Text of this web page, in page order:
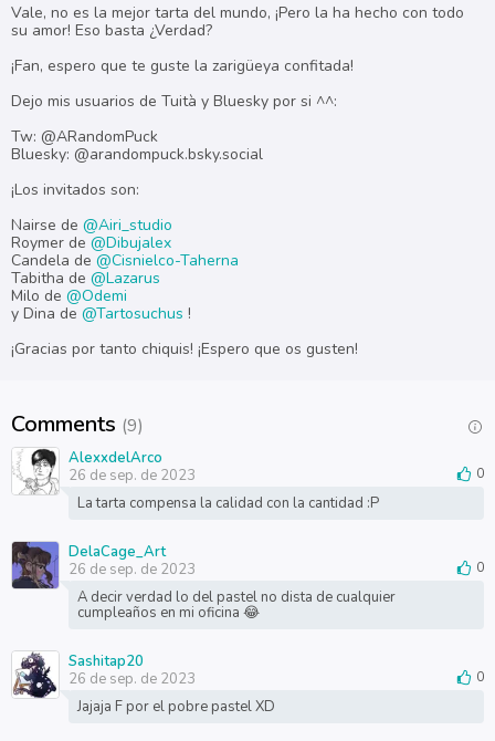
Vale, no es la mejor tarta del mundo, ¡Pero la ha hecho con todo
su amor! Eso basta ¿Verdad?
¡Fan, espero que te guste la zarigüeya confitada!
Dejo mis usuarios de Tuità y Bluesky por si ^^:
Tw: @ARandomPuck
Bluesky: @arandompuck.bsky.social
¡Los invitados son:
Nairse de @Airi_studio
Roymer de @Dibujalex
Candela de @Cisnielco-Taherna
Tabitha de @Lazarus
Milo de @Odemi
y Dina de @Tartosuchus !
¡Gracias por tanto chiquis! ¡Espero que os gusten!
Comments (9)
AlexxdelArco
26 de sep. de 2023
0
La tarta compensa la calidad con la cantidad :P
DelaCage_Art
26 de sep. de 2023
0
A decir verdad lo del pastel no dista de cualquier
cumpleaños en mi oficina 😂
Sashitap20
26 de sep. de 2023
0
Jajaja F por el pobre pastel XD